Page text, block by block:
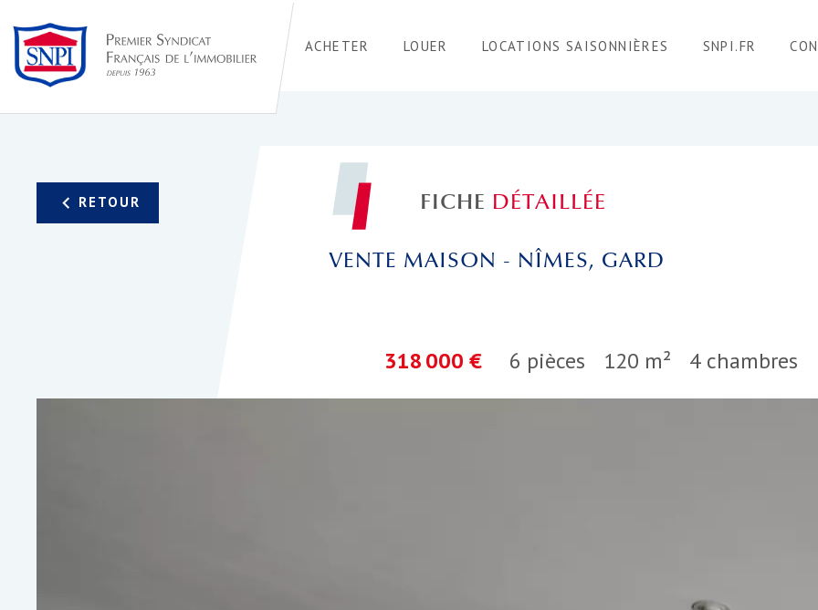
ACHETER LOUER LOCATIONS SAISONNIÈRES SNPI.FR
FICHE DÉTAILLÉE
VENTE MAISON - NÎMES, GARD
6 pièces 120 m² 4 chambres
318 000 €